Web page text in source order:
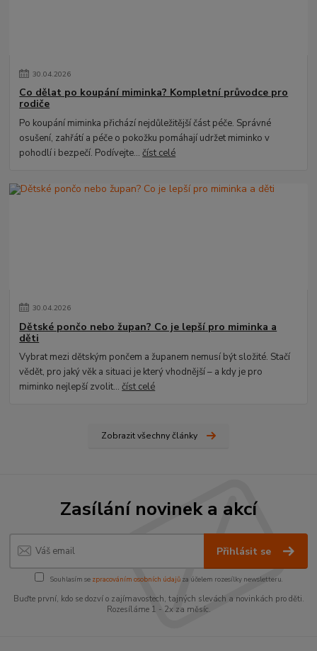
30.04.2026
Co dělat po koupání miminka? Kompletní průvodce pro
rodiče
Po koupání miminka přichází nejdůležitější část péče. Správné
osušení, zahřátí a péče o pokožku pomáhají udržet miminko v
pohodlí i bezpečí. Podívejte...číst celé
30.04.2026
Dětské pončo nebo župan? Co je lepší pro miminka a
děti
Vybrat mezi dětským pončem a županem nemusí být složité. Stačí
vědět, pro jaký věk a situaci je který vhodnější – a kdy je pro
miminko nejlepší zvolit...číst celé
Zobrazit všechny články
Zasílání novinek a akcí
Přihlásit se
Souhlasím se zpracováním osobních údajůza účelem rozesílky newsletteru.
Buďte první, kdo se dozví o zajímavostech, tajných slevách a novinkách pro děti.
Rozesíláme 1 - 2x za měsíc.